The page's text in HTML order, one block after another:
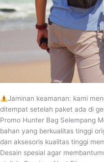
Jaminan keamanan: kami
ditempat setelah paket ada di
Promo Hunter Bag Selempang
bahan yang berkualitas tinggi
dan aksesoris kualitas tinggi
Desain spesial agar